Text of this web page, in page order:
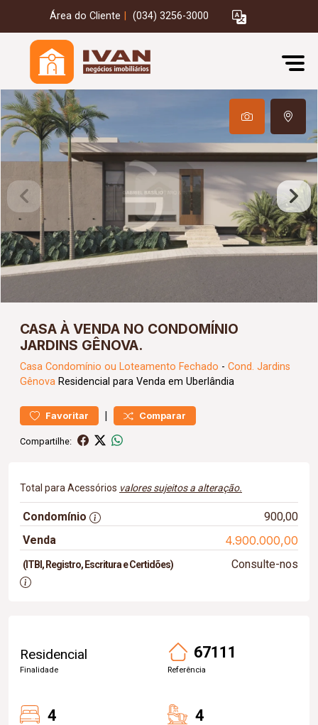
Área do Cliente (034) 3256-3000
CASA À VENDA NO CONDOMÍNIO
JARDINS GÊNOVA.
Casa Condomínio ou Loteamento Fechado - Cond. Jardins
Gênova Residencial para Venda em Uberlândia
Favoritar | Comparar
Compartilhe:
Total para Acessórios valores sujeitos a alteração.
Condomínio
900,00
Venda
4.900.000,00
(ITBI, Registro, Escritura e Certidões) Consulte-nos
Residencial
Finalidade
67111
Referência
4 4